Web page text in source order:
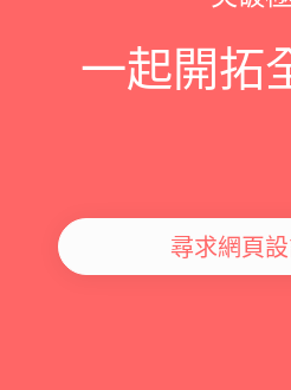
一起開拓
尋求網頁